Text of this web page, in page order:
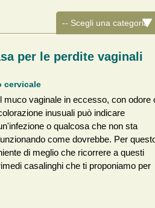
per le perdite vaginali
cervicale
Il muco vaginale in eccesso, con odore
inusuali può indicare
o qualcosa che non sta
come dovrebbe. Per
di meglio che ricorrere a questi
casalinghi che ti proponiamo per